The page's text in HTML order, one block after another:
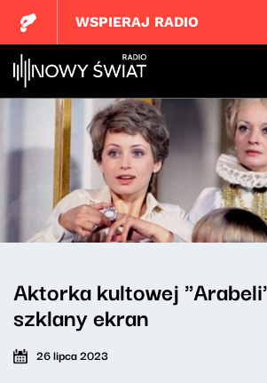
WSPIERAJ RADIO
Aktorka kultowej
szklany ekran
26 lipca 2023